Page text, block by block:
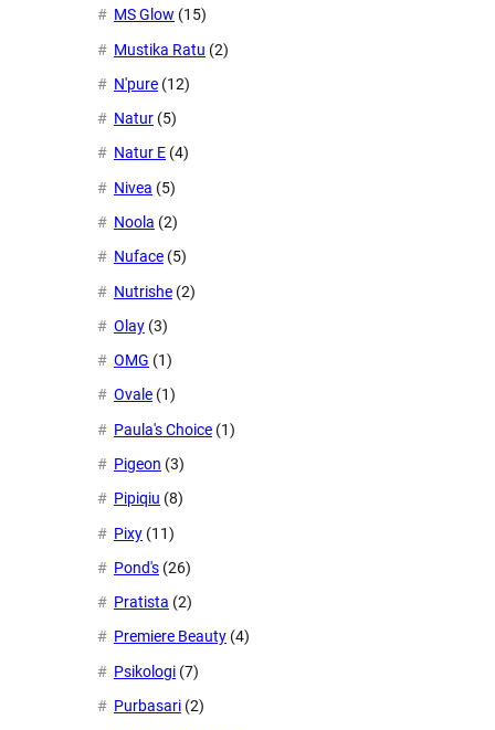
MS Glow (15)
Mustika Ratu (2)
N'pure (12)
Natur (5)
Natur E (4)
Nivea (5)
Noola (2)
Nuface (5)
Nutrishe (2)
Olay (3)
OMG (1)
Ovale (1)
Paula's Choice (1)
Pigeon (3)
Pipiqiu (8)
Pixy (11)
Pond's (26)
Pratista (2)
Premiere Beauty (4)
Psikologi (7)
Purbasari (2)